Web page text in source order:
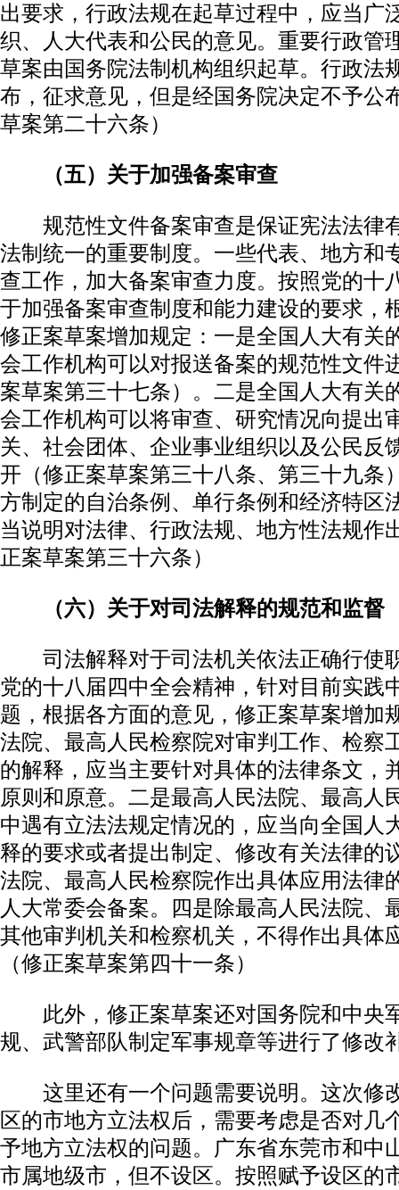
出要求，行政法规在起草过程中，应当广
织、人大代表和公民的意见。重要行政管
草案由国务院法制机构组织起草。行政法
布，征求意见，但是经国务院决定不予公
草案第二十六条）
（五）关于加强备案审查
规范性文件备案审查是保证宪法法律
法制统一的重要制度。一些代表、地方和
查工作，加大备案审查力度。按照党的十
于加强备案审查制度和能力建设的要求，
修正案草案增加规定：一是全国人大有关
会工作机构可以对报送备案的规范性文件
案草案第三十七条）。二是全国人大有关
会工作机构可以将审查、研究情况向提出
关、社会团体、企业事业组织以及公民反
开（修正案草案第三十八条、第三十九条
方制定的自治条例、单行条例和经济特区
当说明对法律、行政法规、地方性法规作
正案草案第三十六条）
（六）关于对司法解释的规范和监督
司法解释对于司法机关依法正确行使
党的十八届四中全会精神，针对目前实践
题，根据各方面的意见，修正案草案增加
法院、最高人民检察院对审判工作、检察
的解释，应当主要针对具体的法律条文，
原则和原意。二是最高人民法院、最高人
中遇有立法法规定情况的，应当向全国人
释的要求或者提出制定、修改有关法律的
法院、最高人民检察院作出具体应用法律
人大常委会备案。四是除最高人民法院、
其他审判机关和检察机关，不得作出具体
（修正案草案第四十一条）
此外，修正案草案还对国务院和中央
规、武警部队制定军事规章等进行了修改
这里还有一个问题需要说明。这次修
区的市地方立法权后，需要考虑是否对几
予地方立法权的问题。广东省东莞市和中
市属地级市，但不设区。按照赋予设区的